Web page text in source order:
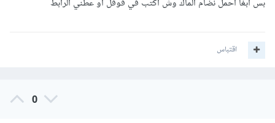
بس ابغا احمل نضام الماك وش اكتب في قوقل او عطني الرابط
اقتباس
0